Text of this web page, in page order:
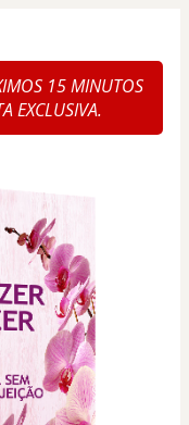
15 MINUTOS
EXCLUSIVA.